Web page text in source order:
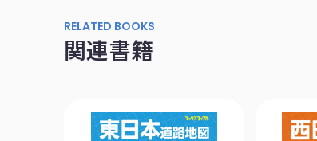
RELATED BOOKS
関連書籍